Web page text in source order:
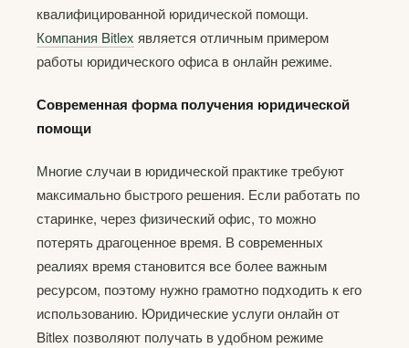
квалифицированной юридической помощи.
Компания Bitlex является отличным примером
работы юридического офиса в онлайн режиме.
Современная форма получения юридической
помощи
Многие случаи в юридической практике требуют
максимально быстрого решения. Если работать по
старинке, через физический офис, то можно
потерять драгоценное время. В современных
реалиях время становится все более важным
ресурсом, поэтому нужно грамотно подходить к его
использованию. Юридические услуги онлайн от
Bitlex позволяют получать в удобном режиме